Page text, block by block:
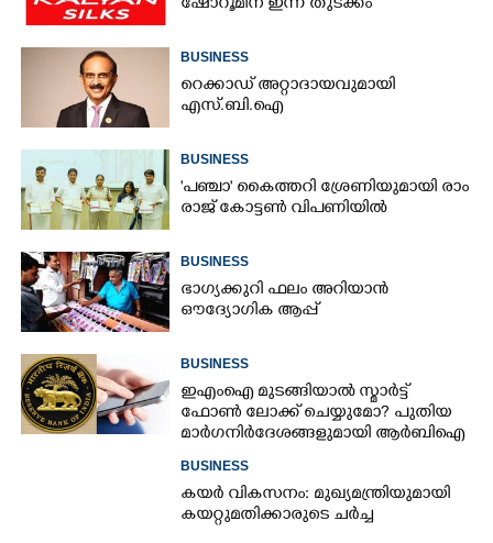
ഷോറൂമിന് ഇന്ന് തുടക്കം
BUSINESS
റെക്കാഡ് അറ്റാദായവുമായി
എസ്.ബി.ഐ
BUSINESS
'​പ​ഞ്ചാ​'​ ​കൈ​ത്ത​റി​ ​ശ്രേ​ണി​യു​മാ​യി​ ​രാം​
രാ​ജ് ​കോ​ട്ടൺ വിപണിയിൽ
BUSINESS
ഭാഗ്യക്കുറി ഫലം അറിയാൻ
ഔദ്യോഗിക ആപ്പ്
BUSINESS
ഇഎംഐ മുടങ്ങിയാൽ സ്മാർട്ട്
ഫോൺ ലോക്ക് ചെയ്യുമോ? പുതിയ
മാർഗനിർദേശങ്ങളുമായി ആർബിഐ
BUSINESS
കയർ വികസനം: മുഖ്യമന്ത്രിയുമായി
കയറ്റുമതിക്കാരുടെ ചർച്ച